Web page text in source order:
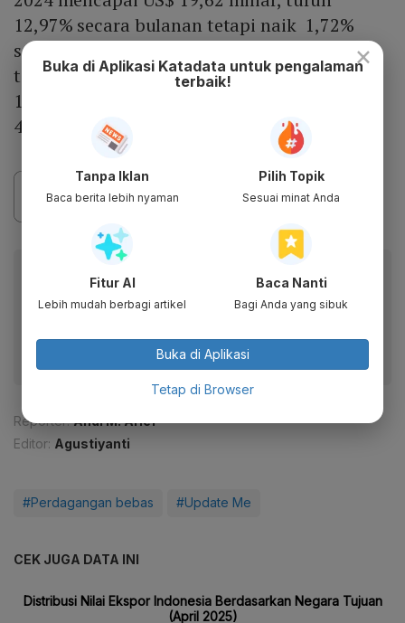
12,97% secara bulanan tetapi naik 1,72%
secara tahunan. Sementara itu, impor
tercatat sebesar US$ 16,06 miliar atau turun
10,60% secara bulanan, tetapi meningkat
4,62% secara tahunan.
Dapatkan pengalaman membaca lebih nyaman dan nikmati
Reporter: Andi M. Arief
Editor: Agustiyanti
#Perdagangan bebas #Update Me
CEK JUGA DATA INI
×
Buka di Aplikasi Katadata untuk pengalaman
terbaik!
Tanpa Iklan
Baca berita lebih nyaman
Pilih Topik
Sesuai minat Anda
Fitur AI
Lebih mudah berbagi artikel
Baca Nanti
Bagi Anda yang sibuk
Buka di Aplikasi
Tetap di Browser